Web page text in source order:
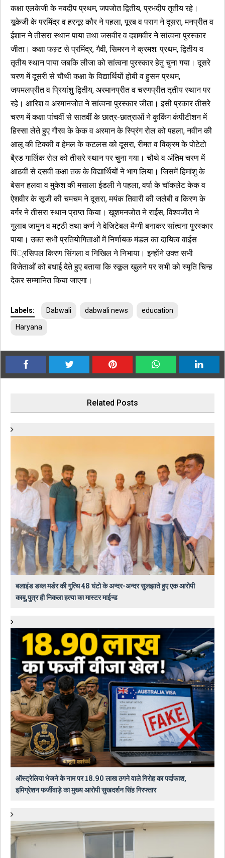
कक्षा एलकेजी के नवदीप प्रथम, जपजोत द्वितीय, प्रभदीप तृतीय रहे।
यूकेजी के परमिंद्र व हरनूर कौर ने पहला, पूरब व पराग ने दूसरा, मनप्रीत व
ईशान ने तीसरा स्थान पाया तथा जसवीर व दशमवीर ने सांत्वना पुरस्कार
जीता। कक्षा फस्र्ट से प्रमिंद्र, गैवी, सिमरन ने क्रमश: प्रथम, द्वितीय व
तृतीय स्थान पाया जबकि लीजा को सांत्वना पुरस्कार हेतु चुना गया। दूसरे
चरण में दूसरी से चौथी कक्षा के विद्यार्थियों होबी व हुसन प्रथम,
जयमलप्रीत व प्रियांशु द्वितीय, अरमानप्रीत व चरणप्रीत तृतीय स्थान पर
रहे। आरिश व अरमानजोत ने सांत्वना पुरस्कार जीता। इसी प्रकार तीसरे
चरण में कक्षा पांचवीं से सातवीं के छात्र-छात्राओं ने कुकिंग कंपीटीशन में
हिस्सा लेते हुए गौरव के केक व अरमान के स्प्रिंग रोल को पहला, नवीन की
आलू की टिक्की व हेमल के कटलस को दूसरा, रीमत व विक्रम के पोटेटो
बै्रड गार्लिक रोल को तीसरे स्थान पर चुना गया। चौथे व अंतिम चरण में
आठवीं से दसवीं कक्षा तक के विद्यार्थियों ने भाग लिया। जिसमें हिमांशु के
बेसन हलवा व मुकेश की मसाला ईडली ने पहला, वर्षा के चॉकलेट केक व
ऐशवीर के सूजी की चमचम ने दूसरा, मयंक तिवारी की जलेबी व किरण के
बर्गर ने तीसरा स्थान प्राप्त किया। खुशमनजोत ने राईस, विश्वजीत ने
गुलाब जामुन व मट्ठी तथा कर्ण ने वेजिटेबल मैग्गी बनाकर सांत्वना पुरस्कार
पाया। उक्त सभी प्रतियोगिताओं में निर्णायक मंडल का दायित्व वाईस
पिं्रसिपल किरण सिंगला व निखिल ने निभाया। इन्होंने उक्त सभी
विजेताओं को बधाई देते हुए बताया कि स्कूल खुलने पर सभी को स्मृति चिन्ह
देकर सम्मानित किया जाएगा।
Labels: Dabwali dabwali news education
Haryana
Related Posts
बलाइंड डब्ल मर्डर की गुत्थि 48 घंटो के अन्दर-अन्दर सुलझाते हुए एक आरोपी
काबू,पुत्र ही निकला हत्या का मास्टर माईन्ड
ऑस्ट्रेलिया भेजने के नाम पर 18.90 लाख ठगने वाले गिरोह का पर्दाफाश,
इमिग्रेशन फर्जीवाड़े का मुख्य आरोपी सुखदर्शन सिंह गिरफ्तार